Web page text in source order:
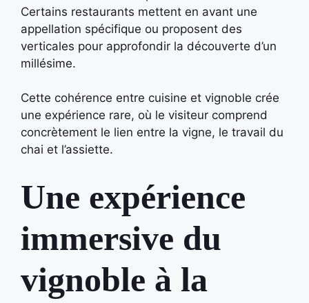
Certains restaurants mettent en avant une
appellation spécifique ou proposent des
verticales pour approfondir la découverte d’un
millésime.
Cette cohérence entre cuisine et vignoble crée
une expérience rare, où le visiteur comprend
concrètement le lien entre la vigne, le travail du
chai et l’assiette.
Une expérience
immersive du
vignoble à la